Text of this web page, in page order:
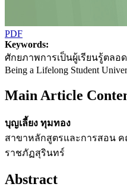
PDF
Keywords:
ศักยภาพการเป็นผู้เรียนรู้ตลอ
Being a Lifelong Student
Main Article
บุญเลี้ยง ทุมทอง
สาขาหลักสูตรและการสอน
ราชภัฏสุรินทร์
Abstract